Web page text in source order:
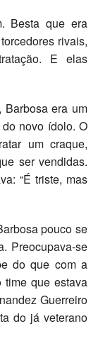
Besta que era
rivais,
E elas
Barbosa era um
novo ídolo. O
um craque,
ser vendidas.
“É triste, mas
pouco se
Preocupava-se
do que com a
time que estava
Guerreiro
do já veterano